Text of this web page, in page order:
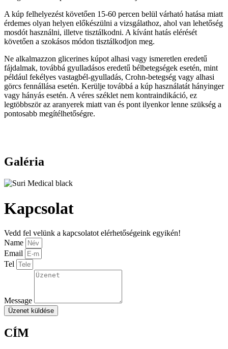
A kúp felhelyezést követően 15-60 percen belül várható hatása miatt
érdemes olyan helyen előkészülni a vizsgálathoz, ahol van lehetőség
mosdót használni, illetve tisztálkodni. A kívánt hatás elérését
követően a szokásos módon tisztálkodjon meg.
Ne alkalmazzon glicerines kúpot alhasi vagy ismeretlen eredetű
fájdalmak, továbbá gyulladásos eredetű bélbetegségek esetén, mint
például fekélyes vastagbél-gyulladás, Crohn-betegség vagy alhasi
görcs fennállása esetén. Kerülje továbbá a kúp használatát hányinger
vagy hányás esetén. A véres széklet nem kontraindikáció, ez
legtöbbször az aranyerek miatt van és pont ilyenkor lenne szükség a
pontosabb megítélhetőségre.
Galéria
Kapcsolat
Vedd fel velünk a kapcsolatot elérhetőségeink egyikén!
Name
Email
Tel
Message
Üzenet küldése
CÍM